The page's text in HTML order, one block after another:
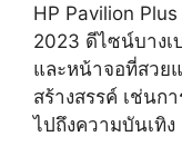
HP Pavilion
2023 ดีไซน์บางเ
และหน้าจอที่สวย
สร้างสรรค์ เช่นก
ไปถึงความบันเทิง